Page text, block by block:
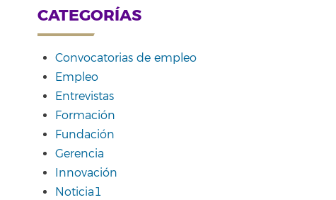
CATEGORÍAS
Convocatorias de empleo
Empleo
Entrevistas
Formación
Fundación
Gerencia
Innovación
Noticia1